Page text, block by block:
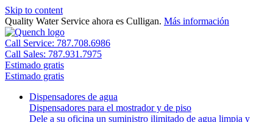
Skip to content
Quality Water Service ahora es Culligan. Más información
Call Service: 787.708.6986
Call Sales: 787.931.7975
Estimado gratis
Estimado gratis
Dispensadores de agua
Dispensadores para el mostrador y de piso
Dele a su oficina un suministro ilimitado de agua limpia y